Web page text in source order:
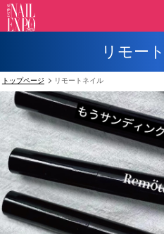
リモー
トップページ リモートネイル